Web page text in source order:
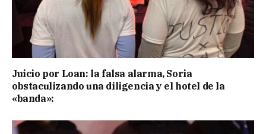
Juicio por Loan: la falsa alarma, Soria
obstaculizando una diligencia y el hotel de la
«banda»: